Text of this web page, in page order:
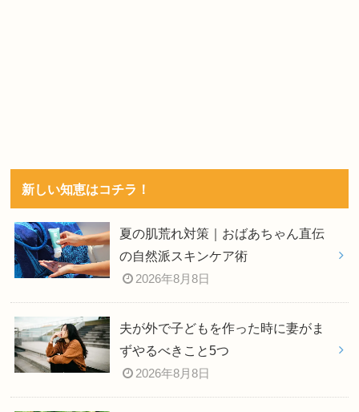
新しい知恵はコチラ！
夏の肌荒れ対策｜おばあちゃん直伝
の自然派スキンケア術
2026年8月8日
夫が外で子どもを作った時に妻がま
ずやるべきこと5つ
2026年8月8日